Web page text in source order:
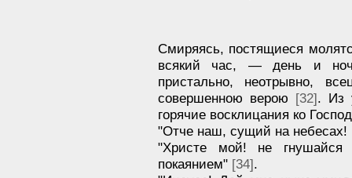
Смиряясь, постящиеся
всякий час, — день и
пристально, неотрывно,
совершенною верою [32]. Из
горячие восклицания ко
"Отче наш, сущий на
"Христе мой! не
покаянием" [34].